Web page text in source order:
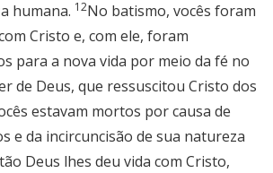
humana. 12No batismo, vocês foram
Cristo e, com ele, foram
para a nova vida por meio da fé no
de Deus, que ressuscitou Cristo dos
estavam mortos por causa de
e da incircuncisão de sua natureza
Deus lhes deu vida com Cristo,